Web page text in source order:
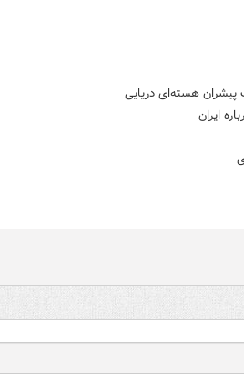
پیشران هسته‌ای دریایی
ایران